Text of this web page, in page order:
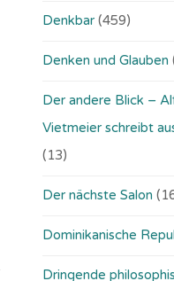
Denkbar (459)
Denken und Glauben
Der andere Blick –
Vietmeier schreibt
(13)
Der nächste Salon
Dominikanische
Dringende